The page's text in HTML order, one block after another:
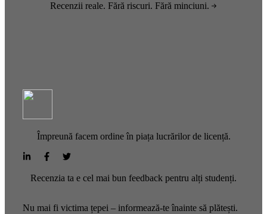
Recenzii reale. Fără riscuri. Fără minciuni.
Împreună facem ordine în piața lucrărilor de licență.
Recenzia ta e cel mai bun feedback pentru alți studenți.
Nu mai fi victima țepei – informează-te înainte să plătești.